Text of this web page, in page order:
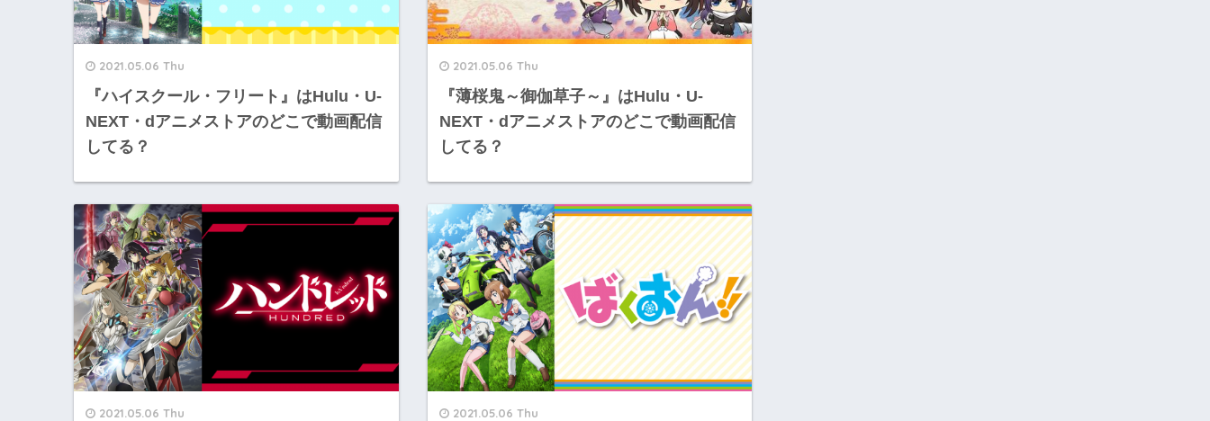
2021.05.06 Thu
『ハイスクール・フリート』はHulu・U-
NEXT・dアニメストアのどこで動画配信
してる？
2021.05.06 Thu
『薄桜鬼～御伽草子～』はHulu・U-
NEXT・dアニメストアのどこで動画配信
してる？
2021.05.06 Thu 2021.05.06 Thu